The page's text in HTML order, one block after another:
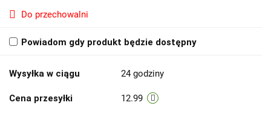
Do przechowalni
Powiadom gdy produkt będzie dostępny
Wysyłka w ciągu 24 godziny
Cena przesyłki 12.99